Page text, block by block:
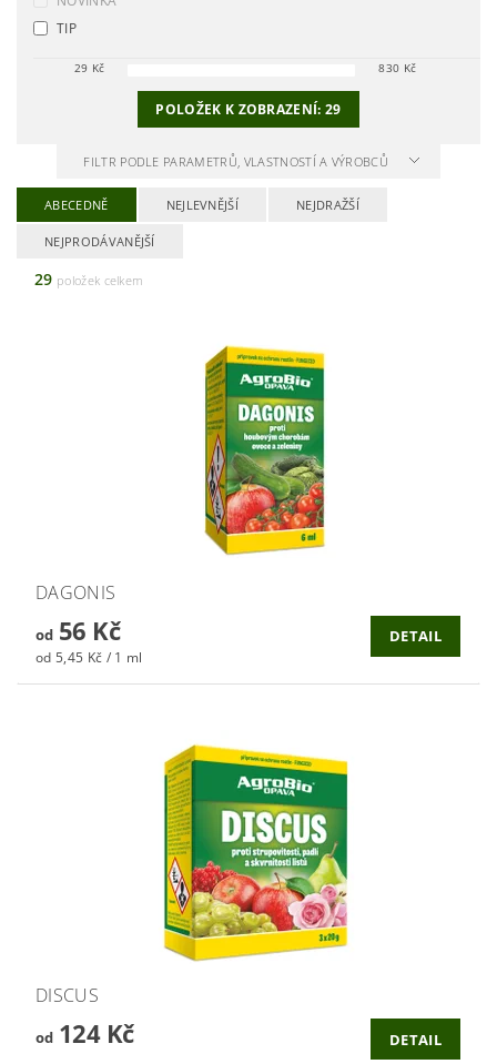
TIP
29 Kč 830 Kč
POLOŽEK K ZOBRAZENÍ:29
FILTR PODLE PARAMETRŮ, VLASTNOSTÍ A VÝROBCŮ
ABECEDNĚ NEJLEVNĚJŠÍ NEJDRAŽŠÍ
NEJPRODÁVANĚJŠÍ
29 položek celkem
DAGONIS
od56 Kč
od 5,45 Kč / 1 ml
DETAIL
DISCUS
od124 Kč DETAIL